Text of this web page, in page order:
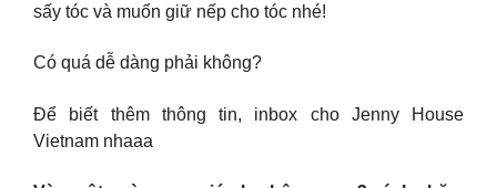
sấy tóc và muốn giữ nếp cho tóc nhé!
Có quá dễ dàng phải không?
Để biết thêm thông tin, inbox cho Jenny House
Vietnam nhaaa